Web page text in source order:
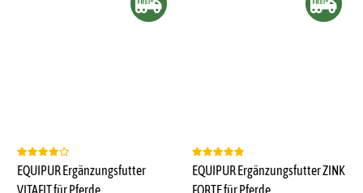
EQUIPUR Ergänzungsfutter
VITAFIT für Pferde
EQUIPUR Ergänzungsfutter ZINK
FORTE für Pferde